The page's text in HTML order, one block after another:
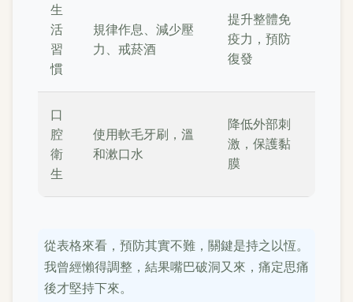
生
活
習
慣
規律作息、減少壓
力、戒菸酒
提升整體免
疫力，預防
復發
口
腔
衛
生
使用軟毛牙刷，溫
和漱口水
降低外部刺
激，保護黏
膜
從表格來看，預防其實不難，關鍵是持之以恆。
我曾經懶得調整，結果嘴巴破洞又來，痛定思痛
後才堅持下來。